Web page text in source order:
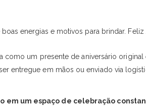
energias e motivos para brindar. Feliz
como um presente de aniversário
entregue em mãos ou enviado via
em um espaço de celebração